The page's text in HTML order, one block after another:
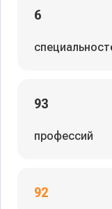
6
93
профессий
92